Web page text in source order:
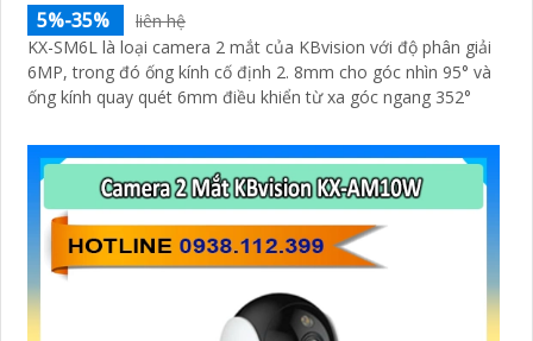
5%-35%
liên hệ
KX-SM6L là loại camera 2 mắt của KBvision với độ phân giải
6MP, trong đó ống kính cố định 2. 8mm cho góc nhìn 95° và
ống kính quay quét 6mm điều khiển từ xa góc ngang 352°